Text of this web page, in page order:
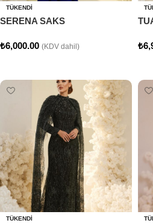
TÜKENDI
SERENA SAKS
₺6,000.00 (KDV dahil)
₺
TÜKENDI